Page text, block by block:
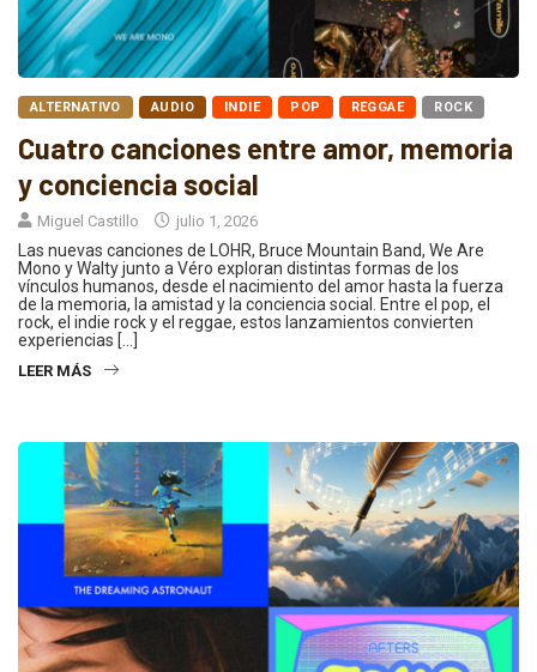
ALTERNATIVO AUDIO INDIE POP REGGAE ROCK
Cuatro canciones entre amor, memoria
y conciencia social
Miguel Castillo julio 1, 2026
Las nuevas canciones de LOHR, Bruce Mountain Band, We Are
Mono y Walty junto a Véro exploran distintas formas de los
vínculos humanos, desde el nacimiento del amor hasta la fuerza
de la memoria, la amistad y la conciencia social. Entre el pop, el
rock, el indie rock y el reggae, estos lanzamientos convierten
experiencias […]
LEER MÁS